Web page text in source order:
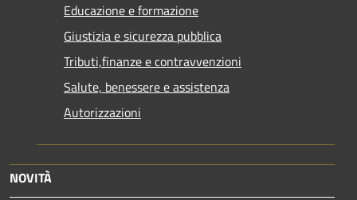
Educazione e formazione
Giustizia e sicurezza pubblica
Tributi,finanze e contravvenzioni
Salute, benessere e assistenza
Autorizzazioni
NOVITÀ